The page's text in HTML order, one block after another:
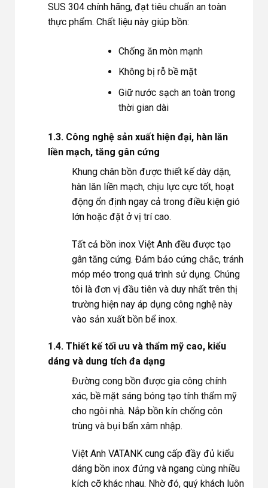
SUS 304 chính hãng, đạt tiêu chuẩn an toàn
thực phẩm. Chất liệu này giúp bồn:
Chống ăn mòn mạnh
Không bị rỗ bề mặt
Giữ nước sạch an toàn trong
thời gian dài
1.3. Công nghệ sản xuất hiện đại, hàn lăn
liền mạch, tăng gân cứng
Khung chân bồn được thiết kế dày dặn,
hàn lăn liền mạch, chịu lực cực tốt, hoạt
động ổn định ngay cả trong điều kiện gió
lớn hoặc đặt ở vị trí cao.
Tất cả bồn inox Việt Anh đều được tạo
gân tăng cứng. Đảm bảo cứng chắc, tránh
móp méo trong quá trình sử dụng. Chúng
tôi là đơn vị đầu tiên và duy nhất trên thị
trường hiện nay áp dụng công nghệ này
vào sản xuất bồn bể inox.
1.4. Thiết kế tối ưu và thẩm mỹ cao, kiểu
dáng và dung tích đa dạng
Đường cong bồn được gia công chính
xác, bề mặt sáng bóng tạo tính thẩm mỹ
cho ngôi nhà. Nắp bồn kín chống côn
trùng và bụi bẩn xâm nhập.
Việt Anh VATANK cung cấp đầy đủ kiểu
dáng bồn inox đứng và ngang cùng nhiều
kích cỡ khác nhau. Nhờ đó, quý khách luôn